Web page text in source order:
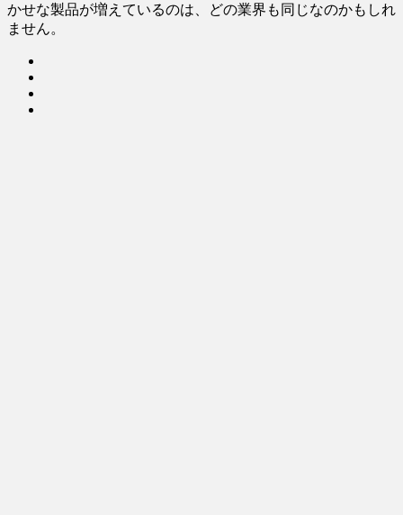
かせな製品が増えているのは、どの業界も同じなのかもしれ
ません。